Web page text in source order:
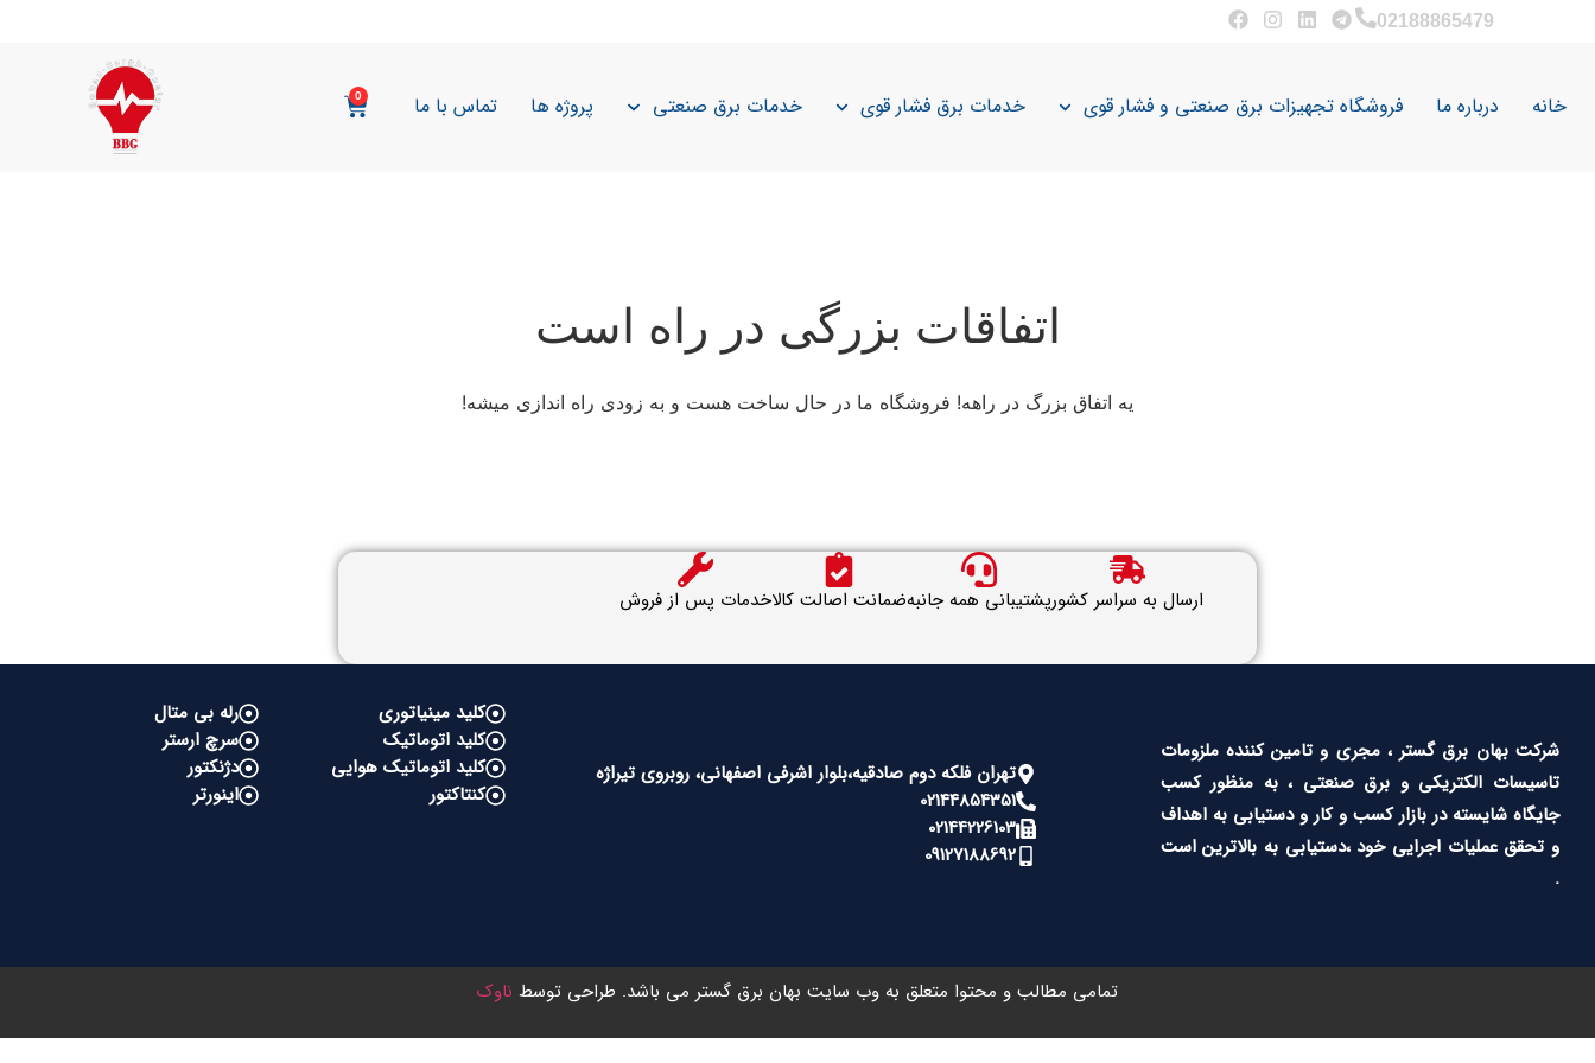
02188865479
خانه درباره ما فروشگاه تجهیزات برق صنعتی و فشار قوی خدمات برق فشار قوی خدمات برق صنعتی پروژه ها تماس با ما 0
اتفاقات بزرگی در راه است
یه اتفاق بزرگ در راهه! فروشگاه ما در حال ساخت هست و به زودی راه اندازی میشه!
ارسال به سراسر کشورپشتیبانی همه جانبهضمانت اصالت کالاخدمات پس از فروش
شرکت بهان برق گستر ، مجری و تامین کننده ملزومات
تاسیسات الکتریکی و برق صنعتی ، به منظور کسب
جایگاه شایسته در بازار کسب و کار و دستیابی به اهداف
و تحقق عملیات اجرایی خود ،دستیابی به بالاترین است
.
تهران فلکه دوم صادقیه،بلوار اشرفی اصفهانی، روبروی تیراژه
02144854351
02144226103
09127188692
کلید مینیاتوری
کلید اتوماتیک
کلید اتوماتیک هوایی
کنتاکتور
رله بی متال
سرچ ارستر
دژنکتور
اینورتر
تمامی مطالب و محتوا متعلق به وب سایت بهان برق گستر می باشد. طراحی توسط ناوک